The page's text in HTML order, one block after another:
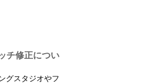
チ修正につい
グスタジオやフ